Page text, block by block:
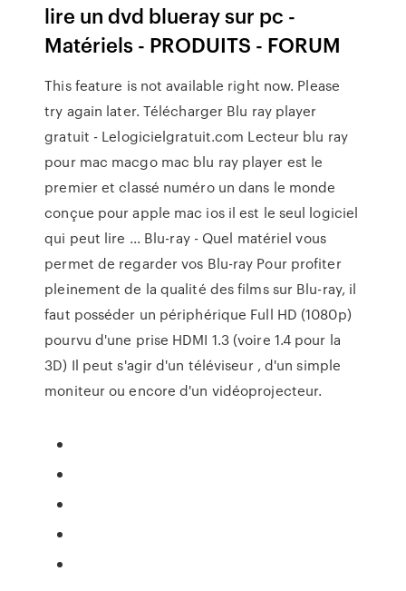
lire un dvd blueray sur pc -
Matériels - PRODUITS - FORUM
This feature is not available right now. Please
try again later. Télécharger Blu ray player
gratuit - Lelogicielgratuit.com Lecteur blu ray
pour mac macgo mac blu ray player est le
premier et classé numéro un dans le monde
conçue pour apple mac ios il est le seul logiciel
qui peut lire ... Blu-ray - Quel matériel vous
permet de regarder vos Blu-ray Pour profiter
pleinement de la qualité des films sur Blu-ray, il
faut posséder un périphérique Full HD (1080p)
pourvu d'une prise HDMI 1.3 (voire 1.4 pour la
3D) Il peut s'agir d'un téléviseur , d'un simple
moniteur ou encore d'un vidéoprojecteur.